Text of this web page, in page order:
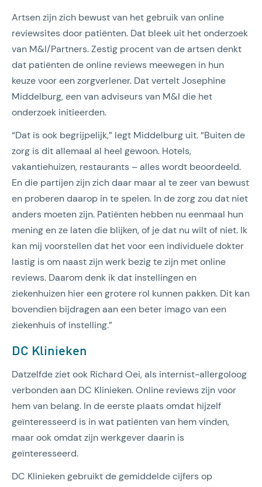
Artsen zijn zich bewust van het gebruik van online
reviewsites door patiënten. Dat bleek uit het onderzoek
van M&I/Partners. Zestig procent van de artsen denkt
dat patiënten de online reviews meewegen in hun
keuze voor een zorgverlener. Dat vertelt Josephine
Middelburg, een van adviseurs van M&I die het
onderzoek initieerden.
“Dat is ook begrijpelijk,” legt Middelburg uit. “Buiten de
zorg is dit allemaal al heel gewoon. Hotels,
vakantiehuizen, restaurants – alles wordt beoordeeld.
En die partijen zijn zich daar maar al te zeer van bewust
en proberen daarop in te spelen. In de zorg zou dat niet
anders moeten zijn. Patiënten hebben nu eenmaal hun
mening en ze laten die blijken, of je dat nu wilt of niet. Ik
kan mij voorstellen dat het voor een individuele dokter
lastig is om naast zijn werk bezig te zijn met online
reviews. Daarom denk ik dat instellingen en
ziekenhuizen hier een grotere rol kunnen pakken. Dit kan
bovendien bijdragen aan een beter imago van een
ziekenhuis of instelling.”
DC Klinieken
Datzelfde ziet ook Richard Oei, als internist-allergoloog
verbonden aan DC Klinieken. Online reviews zijn voor
hem van belang. In de eerste plaats omdat hijzelf
geïnteresseerd is in wat patiënten van hem vinden,
maar ook omdat zijn werkgever daarin is
geïnteresseerd.
DC Klinieken gebruikt de gemiddelde cijfers op